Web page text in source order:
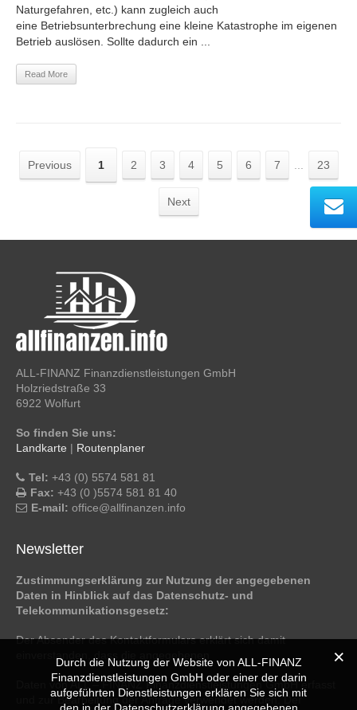
Naturgefahren, etc.) kann zugleich auch
eine Betriebsunterbrechung eine kleine Katastrophe im eigenen
Betrieb auslösen. Sollte dadurch ein ...
Read More
Previous 1 2 3 4 5 6 7 23
Next
ALL-FINANZ Finanzdienstleistungen GmbH
Holzriedstraße 33
6922 Wolfurt
So finden Sie uns:
Landkarte | Routenplaner
Tel: +43 (0) 5574 581 81
Fax: +43 (0 )5574 581 81 40
E-mail: office@allfinanzen.info
Newsletter
Zustimmungserklärung zur Nutzung der angegebenen
Daten in Hinblick auf das Datenschutz- und
Telekommunikationsgesetz:
Der Absender des Kontaktformulars erklärt sich damit
Daten von ALL – FINANZ Finanzdienstleistungen GmbH erfasst
und zur Bearbeitung der Anfrage verwendet werden. Der
Durch die Nutzung der Website von ALL-FINANZ
Finanzdienstleistungen GmbH oder einer der darin
aufgeführten Dienstleistungen erklären Sie sich mit